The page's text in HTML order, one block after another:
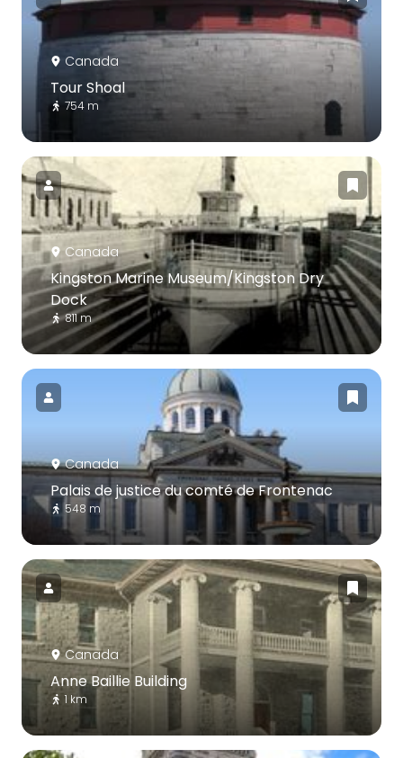
Canada
Tour Shoal
754 m
Canada
Kingston Marine Museum/Kingston Dry
Dock
811 m
Canada
Palais de justice du comté de Frontenac
548 m
Canada
Anne Baillie Building
1 km